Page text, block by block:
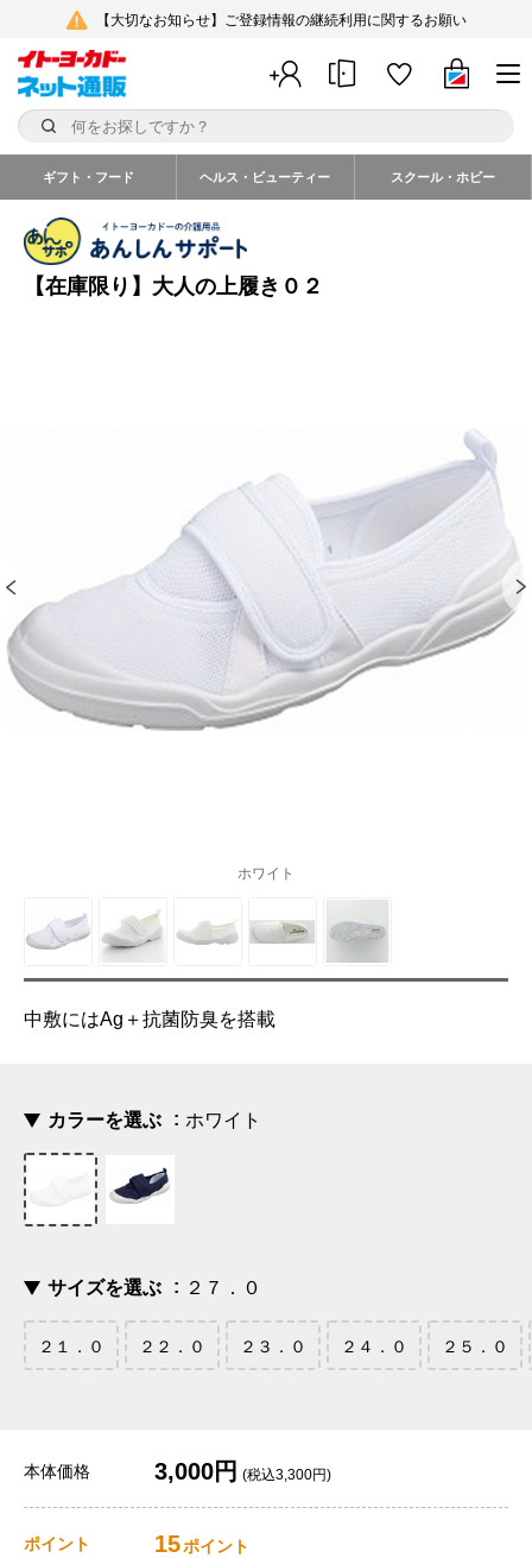
【大切なお知らせ】ご登録情報の継続利用に関するお願い
ギフト・フード ヘルス・ビューティー スクール・ホビー
【在庫限り】大人の上履き０２
ホワイト
中敷にはAg＋抗菌防臭を搭載
カラーを選ぶ ホワイト
サイズを選ぶ ２７．０
２１．０ ２２．０ ２３．０ ２４．０ ２５．０
本体価格 3,000円 (税込3,300円)
ポイント 15ポイント